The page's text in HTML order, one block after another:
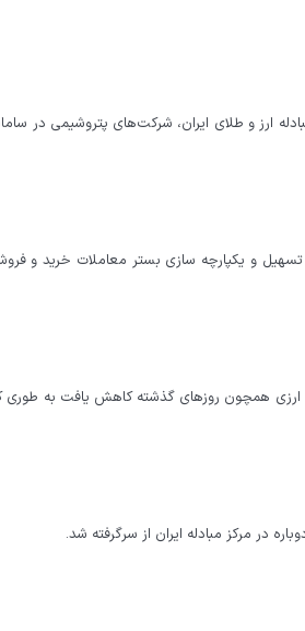
ارز و طلای ایران، شرکت‌های پتروشیمی در
تسهیل و یکپارچه سازی بستر معاملات خرید و
روز دوشنبه - ۲۲ دی ماه - در بازار یکپارچه ارزی همچون روزهای گذشته کاهش یافت